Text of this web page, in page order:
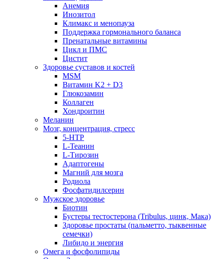
Анемия
Инозитол
Климакс и менопауза
Поддержка гормонального баланса
Пренатальные витамины
Цикл и ПМС
Цистит
Здоровье суставов и костей
MSM
Витамин K2 + D3
Глюкозамин
Коллаген
Хондроитин
Меланин
Мозг, концентрация, стресс
5-HTP
L-Теанин
L-Тирозин
Адаптогены
Магний для мозга
Родиола
Фосфатидилсерин
Мужское здоровье
Биотин
Бустеры тестостерона (Tribulus, цинк, Мака)
Здоровье простаты (пальметто, тыквенные
семечки)
Либидо и энергия
Омега и фосфолипиды